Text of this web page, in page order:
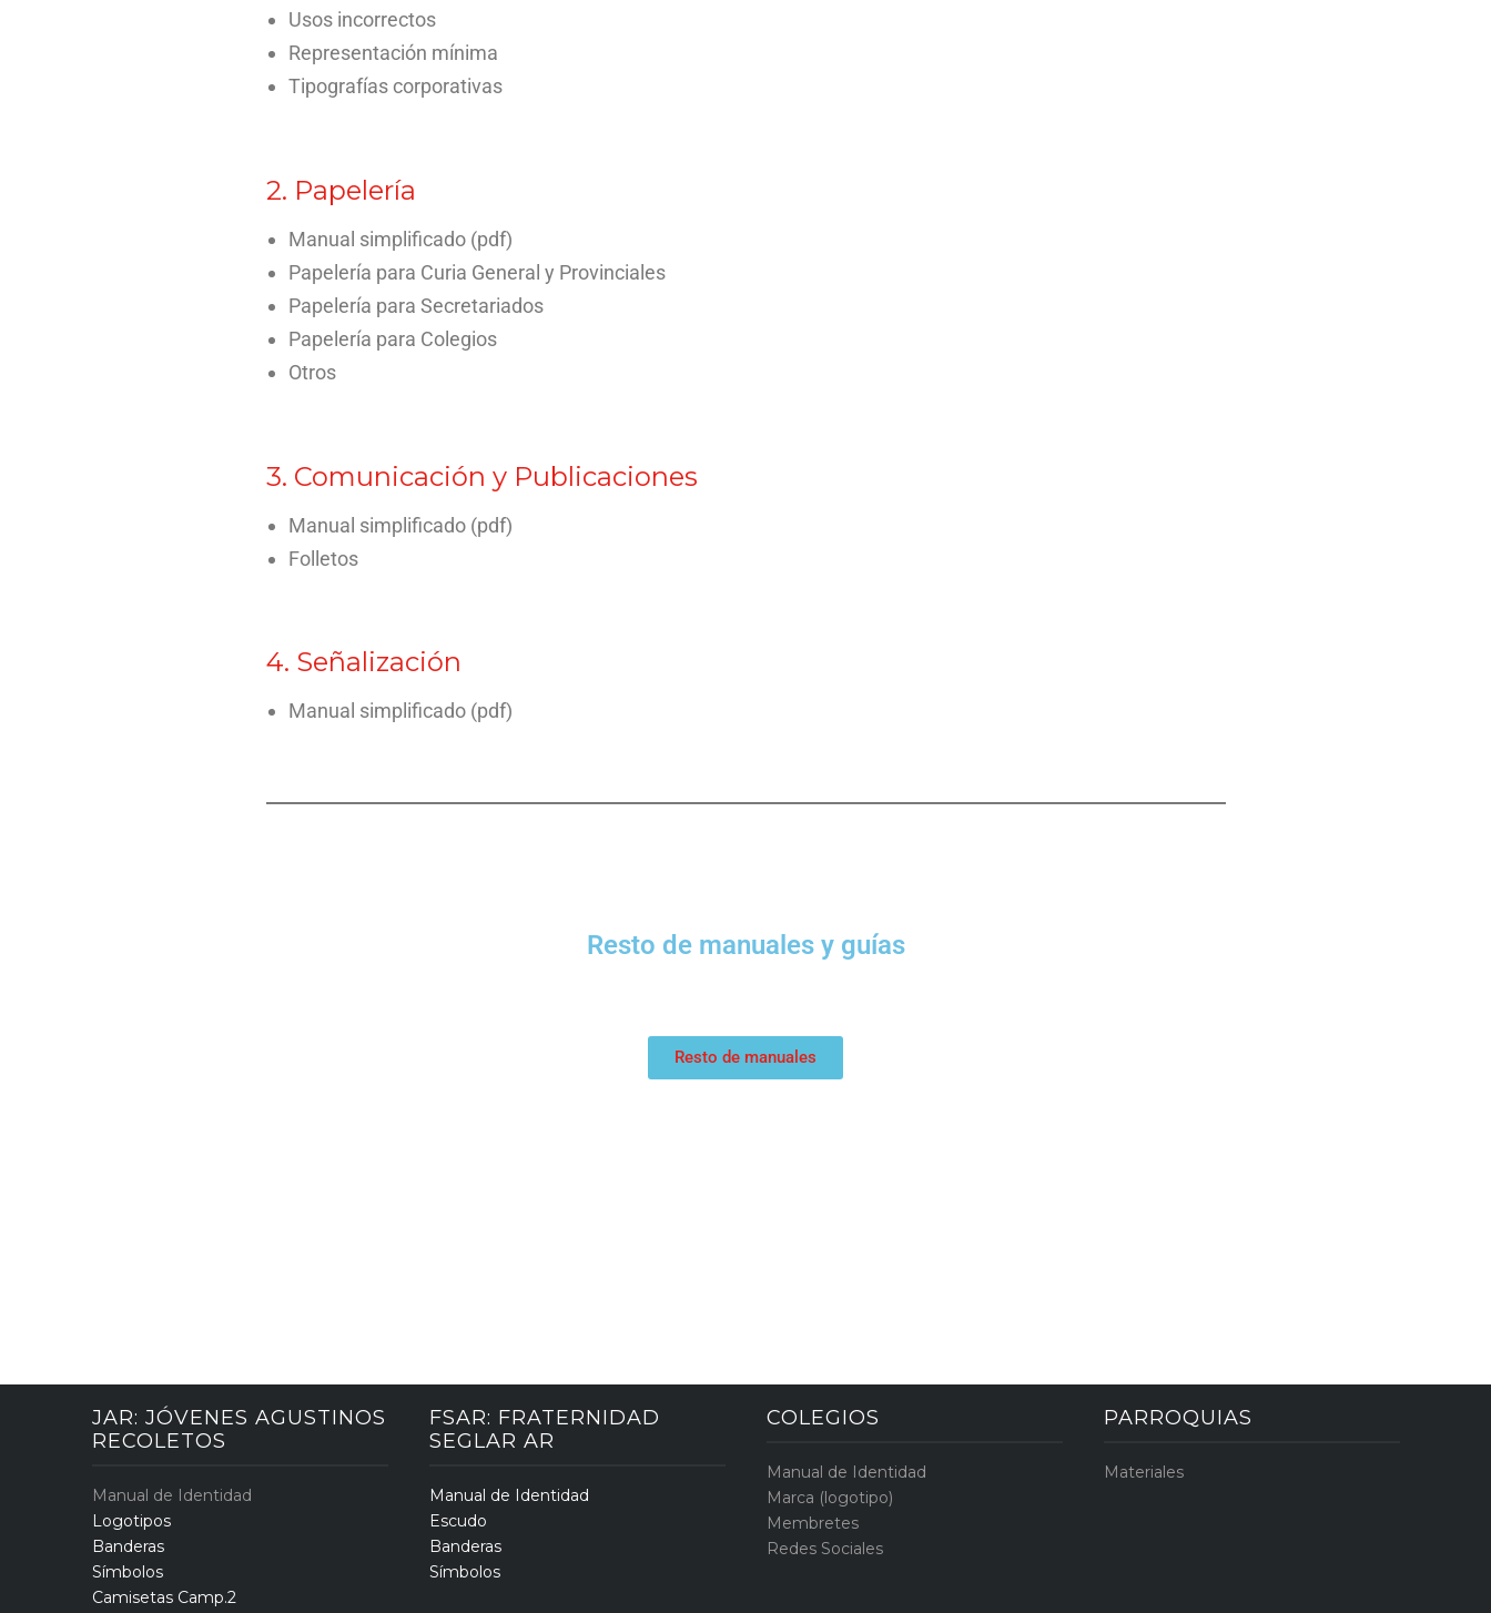
Usos incorrectos
Representación mínima
Tipografías corporativas
2. Papelería
Manual simplificado (pdf)
Papelería para Curia General y Provinciales
Papelería para Secretariados
Papelería para Colegios
Otros
3. Comunicación y Publicaciones
Manual simplificado (pdf)
Folletos
4. Señalización
Manual simplificado (pdf)
Resto de manuales y guías
Resto de manuales
JAR: JÓVENES AGUSTINOS
RECOLETOS
Manual de Identidad
Logotipos
Banderas
Símbolos
Camisetas Camp.2
FSAR: FRATERNIDAD
SEGLAR AR
Manual de Identidad
Escudo
Banderas
Símbolos
COLEGIOS
Manual de Identidad
Marca (logotipo)
Membretes
Redes Sociales
PARROQUIAS
Materiales